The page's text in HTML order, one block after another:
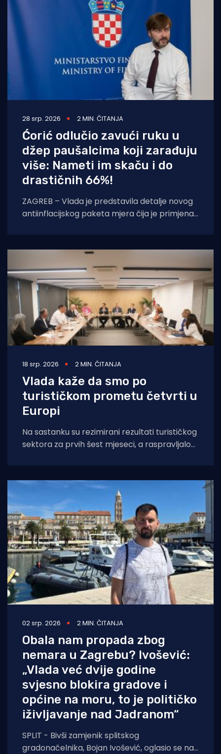
28 srp. 2026 2 MIN. ČITANJA
Ćorić odlučio zavući ruku u
džep paušalcima koji zarađuju
više: Nameti im skaču i do
drastičnih 66%!
ZAGREB – Vlada je predstavila detalje novog
antiinflacijskog paketa mjera čija je primjena
18 srp. 2026 2 MIN. ČITANJA
Vlada kaže da smo po
turističkom prometu četvrti u
Europi
Na sastanku su rezimirani rezultati turističkog
sektora za prvih šest mjeseci, a raspravljalo
02 srp. 2026 2 MIN. ČITANJA
Obala nam propada zbog
nemara u Zagrebu? Ivošević:
„Vlada već dvije godine
svjesno blokira gradove i
općine na moru, to je političko
iživljavanje nad Jadranom“
SPLIT - Bivši zamjenik splitskog
gradonačelnika, Bojan Ivošević, oglasio se na